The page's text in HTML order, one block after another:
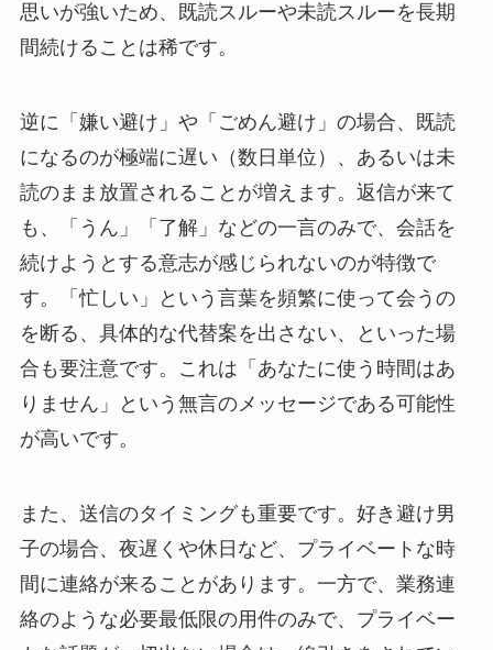
思いが強いため、既読スルーや未読スルーを長期
間続けることは稀です。
逆に「嫌い避け」や「ごめん避け」の場合、既読
になるのが極端に遅い（数日単位）、あるいは未
読のまま放置されることが増えます。返信が来て
も、「うん」「了解」などの一言のみで、会話を
続けようとする意志が感じられないのが特徴で
す。「忙しい」という言葉を頻繁に使って会うの
を断る、具体的な代替案を出さない、といった場
合も要注意です。これは「あなたに使う時間はあ
りません」という無言のメッセージである可能性
が高いです。
また、送信のタイミングも重要です。好き避け男
子の場合、夜遅くや休日など、プライベートな時
間に連絡が来ることがあります。一方で、業務連
絡のような必要最低限の用件のみで、プライベー